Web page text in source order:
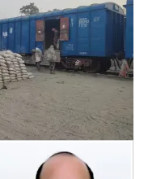
मंडल
ने
माल
ढुलाई
से
अर्जित
किए
38.89
करोड़